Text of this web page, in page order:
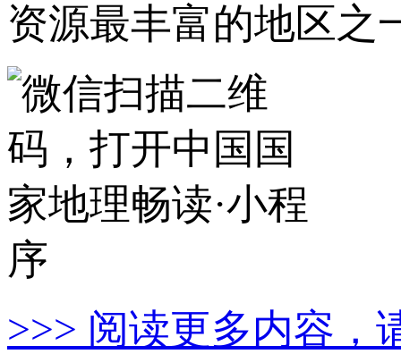
资源最丰富的地区之
>>> 阅读更多内容，